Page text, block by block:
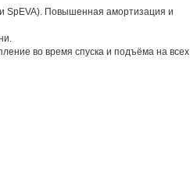
SpEVA). Повышенная амортизация и
во время спуска и подъёма на всех